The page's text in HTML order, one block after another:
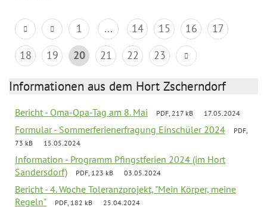
1 ... 14 15 16
17
18
19 20 21 22 23
Informationen aus dem Hort Zscherndorf
Bericht - Oma-Opa-Tag am 8. Mai PDF, 217 kB 17.05.2024
Formular - Sommerferienerfragung Einschüler 2024
PDF,
73 kB
15.05.2024
Information - Programm Pfingstferien 2024 (im Hort
Sandersdorf)
PDF, 123 kB 03.05.2024
Bericht - 4. Woche Toleranzprojekt, "Mein Körper, meine
Regeln"
PDF, 182 kB 25.04.2024